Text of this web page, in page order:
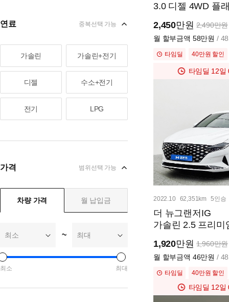
혼다 4
닛산
렉서스 1
1
포르쉐
연료 중복선택 가능
가솔린 가솔린+전기
디젤 수소+전기
전기 LPG
가격 범위선택 가능
차량 가격 월 납입금
최소 ~ 최대
최소 최대
3.0 디젤 4WD 플
2,450만원 2,490만원
월 할부금액 58만원 /
타임딜 40만원 할인
타임딜 12일
2022.10 62,351km 5인승
더 뉴그랜저IG
가솔린 2.5 프리미
1,920만원 1,960만원
월 할부금액 46만원 /
타임딜 40만원 할인
타임딜 12일